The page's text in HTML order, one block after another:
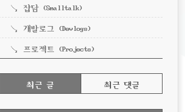
잡담 (Smalltalk)
개발로그 (Devlogs)
프로젝트 (Projects)
최근 글 최근 댓글